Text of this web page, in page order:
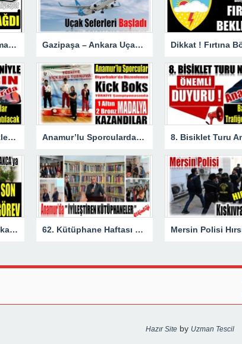
Anamur Spor Deplasmanda Gol Oldu Yağdı! Gazipaşa – Ankara Uçak Seferleri Başladı
Anamur Dikkat ! Bisiklet Yarışı Nedeniyle Bazı Yollar Kapanacak Anamur’lu Sporculardan Büyük Başarı ; 1 Altın 2 Bronz Madalya Kazandılar
Anamur Belediye Başkan Yardımcısı AKÇA’ya Son Görev 62. Kütüphane Haftası kapsamında ” İYİLEŞTİREN KÜTÜPHANELER ” etkinliği düzenlendi.
Hazır Siteby Uzman Tescil